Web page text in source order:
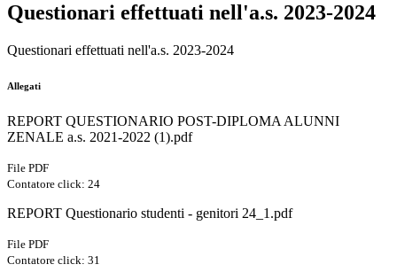
Questionari effettuati nell'a.s. 2023-2024
Questionari effettuati nell'a.s. 2023-2024
Allegati
REPORT QUESTIONARIO POST-DIPLOMA ALUNNI
ZENALE a.s. 2021-2022 (1).pdf
File PDF
Contatore click: 24
REPORT Questionario studenti - genitori 24_1.pdf
File PDF
Contatore click: 31